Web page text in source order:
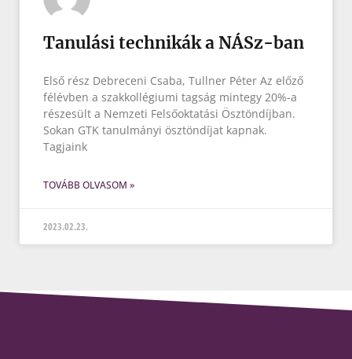
Tanulási technikák a NÁSz-ban
Első rész Debreceni Csaba, Tullner Péter Az előző
félévben a szakkollégiumi tagság mintegy 20%-a
részesült a Nemzeti Felsőoktatási Ösztöndíjban.
Sokan GTK tanulmányi ösztöndíjat kapnak.
Tagjaink
TOVÁBB OLVASOM »
2023.02.23.